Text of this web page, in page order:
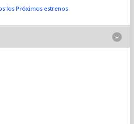
los Próximos estrenos